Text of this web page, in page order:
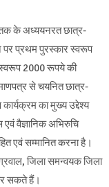
तक के अध्ययनरत छात्र-
पर प्रथम पुरस्कार स्वरूप
स्वरूप 2000 रूपये की
से चयनित छात्र-
का मुख्य उद्देश्य
एवं वैज्ञानिक अभिरुचि
एवं सम्मानित करना है।
जिला समन्वयक जिला
सकते हैं।